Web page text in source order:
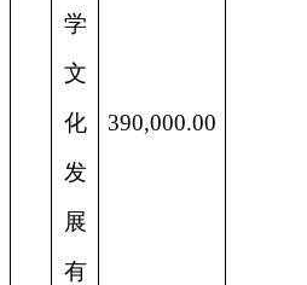
学
文
化
发
展
有
390,000.00